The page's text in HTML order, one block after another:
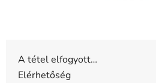
A tétel elfogyott…
Elérhetőség